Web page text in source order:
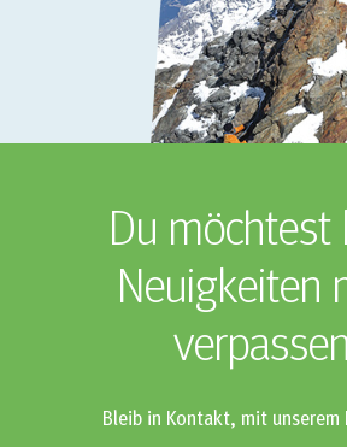
Du möchtest
Neuigkeiten
Bleib in Kontakt, mit